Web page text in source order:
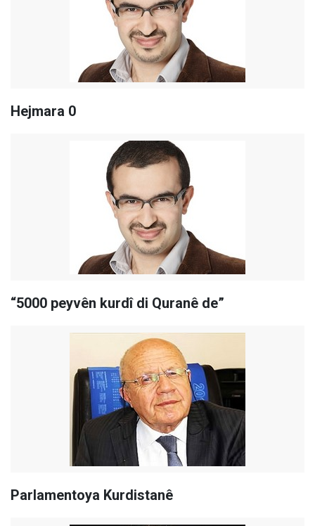
Hejmara 0
“5000 peyvên kurdî di Quranê de”
Parlamentoya Kurdistanê